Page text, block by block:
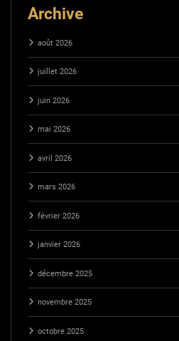
Archive
août 2026
juillet 2026
juin 2026
mai 2026
avril 2026
mars 2026
février 2026
janvier 2026
décembre 2025
novembre 2025
octobre 2025